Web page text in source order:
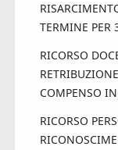
TERMINE PER
RICORSO
COMPENSO
RICORSO